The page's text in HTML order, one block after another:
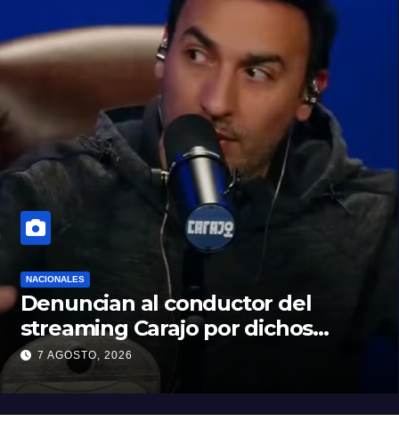
NACIONALES
Denuncian al conductor del
streaming Carajo por dichos
discriminatorios
7 AGOSTO, 2026